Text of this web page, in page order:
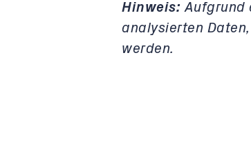
Hinweis: Aufgrund
analysierten
werden.